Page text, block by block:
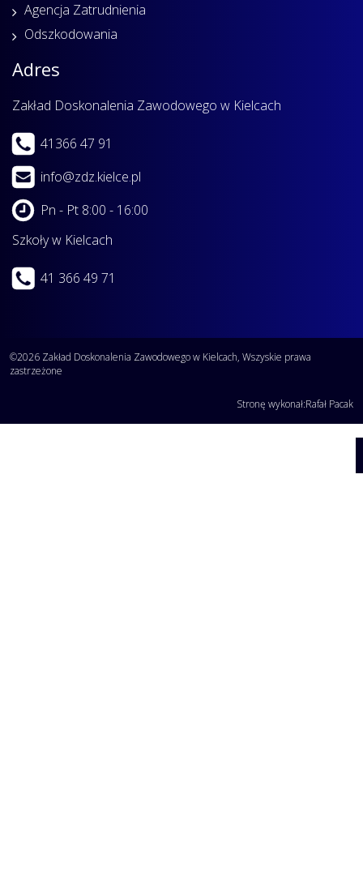
Agencja Zatrudnienia
Odszkodowania
Adres
Zakład Doskonalenia Zawodowego w Kielcach
41366 47 91
info@zdz.kielce.pl
Pn - Pt 8:00 - 16:00
Szkoły w Kielcach
41 366 49 71
©2026 Zakład Doskonalenia Zawodowego w Kielcach, Wszyskie prawa
zastrzeżone
Stronę wykonał:Rafał Pacak